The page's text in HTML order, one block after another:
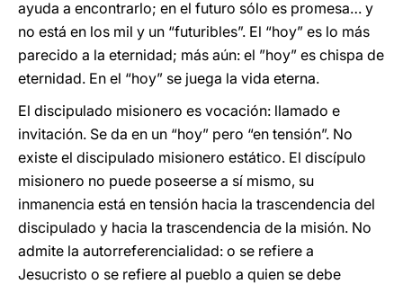
ayuda a encontrarlo; en el futuro sólo es promesa… y
no está en los mil y un “futuribles”. El “hoy” es lo más
parecido a la eternidad; más aún: el ”hoy” es chispa de
eternidad. En el “hoy” se juega la vida eterna.
El discipulado misionero es vocación: llamado e
invitación. Se da en un “hoy” pero “en tensión”. No
existe el discipulado misionero estático. El discípulo
misionero no puede poseerse a sí mismo, su
inmanencia está en tensión hacia la trascendencia del
discipulado y hacia la trascendencia de la misión. No
admite la autorreferencialidad: o se refiere a
Jesucristo o se refiere al pueblo a quien se debe